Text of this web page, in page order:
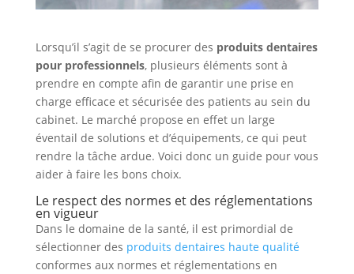
Lorsqu’il s’agit de se procurer des produits dentaires
pour professionnels, plusieurs éléments sont à
prendre en compte afin de garantir une prise en
charge efficace et sécurisée des patients au sein du
cabinet. Le marché propose en effet un large
éventail de solutions et d’équipements, ce qui peut
rendre la tâche ardue. Voici donc un guide pour vous
aider à faire les bons choix.
Le respect des normes et des réglementations
en vigueur
Dans le domaine de la santé, il est primordial de
sélectionner des produits dentaires haute qualité
conformes aux normes et réglementations en